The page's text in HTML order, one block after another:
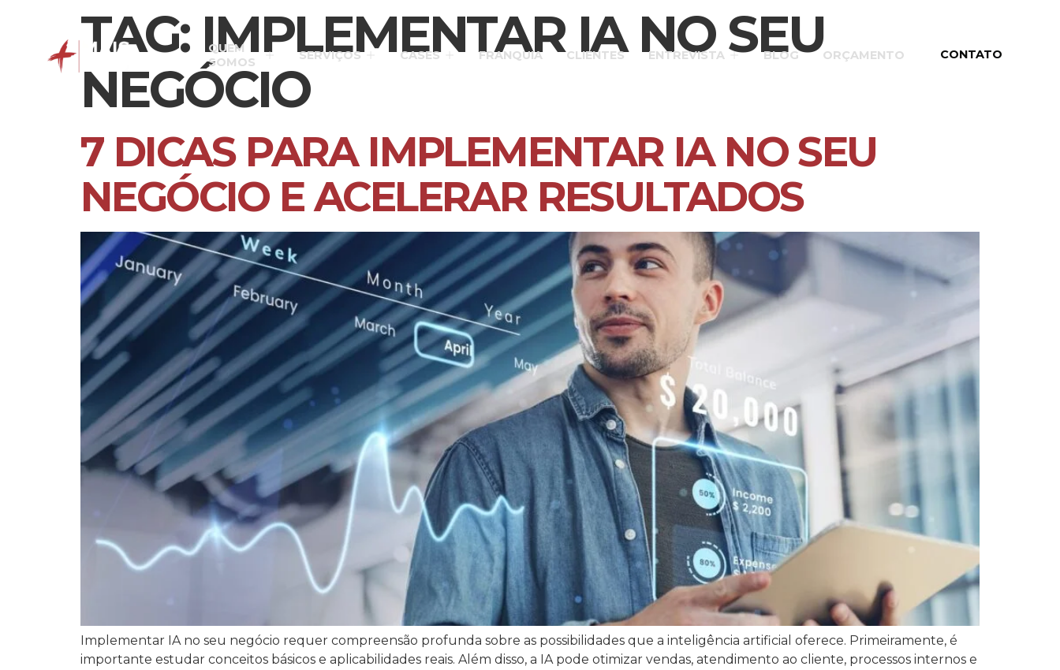
QUEM
SOMOS
SERVIÇOS CASES FRANQUIA CLIENTES ENTREVISTA BLOG ORÇAMENTO CONTATO
TAG: IMPLEMENTAR IA NO SEU
NEGÓCIO
7 DICAS PARA IMPLEMENTAR IA NO SEU
NEGÓCIO E ACELERAR RESULTADOS
Implementar IA no seu negócio requer compreensão profunda sobre as possibilidades que a inteligência artificial oferece. Primeiramente, é
importante estudar conceitos básicos e aplicabilidades reais. Além disso, a IA pode otimizar vendas, atendimento ao cliente, processos internos e